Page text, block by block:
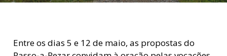
Entre os dias 5 e 12 de maio, as propostas do